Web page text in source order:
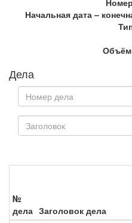
Начальная дата –
Объём
Дела
№
дела Заголовок дела